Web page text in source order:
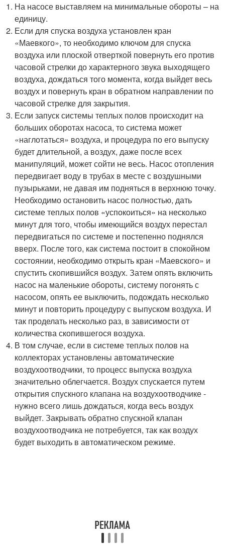
На насосе выставляем на минимальные обороты – на
единицу.
Если для спуска воздуха установлен кран
«Маевкого», то необходимо ключом для спуска
воздуха или плоской отверткой повернуть его против
часовой стрелки до характерного звука выходящего
воздуха, дождаться того момента, когда выйдет весь
воздух и повернуть кран в обратном направлении по
часовой стрелке для закрытия.
Если запуск системы теплых полов происходит на
больших оборотах насоса, то система может
«наглотаться» воздуха, и процедура по его выпуску
будет длительной, а воздух, даже после всех
манипуляций, может сойти не весь. Насос отопления
передвигает воду в трубах в месте с воздушными
пузырьками, не давая им подняться в верхнюю точку.
Необходимо остановить насос полностью, дать
системе теплых полов «успокоиться» на несколько
минут для того, чтобы имеющийся воздух перестал
передвигаться по системе и постепенно поднялся
вверх. После того, как система постоит в спокойном
состоянии, необходимо открыть кран «Маевского» и
спустить скопившийся воздух. Затем опять включить
насос на маленькие обороты, систему погонять с
насосом, опять ее выключить, подождать несколько
минут и повторить процедуру с выпуском воздуха. И
так проделать несколько раз, в зависимости от
количества скопившегося воздуха.
В том случае, если в системе теплых полов на
коллекторах установлены автоматические
воздухоотводчики, то процесс выпуска воздуха
значительно облегчается. Воздух спускается путем
открытия спускного клапана на воздухоотводчике -
нужно всего лишь дождаться, когда весь воздух
выйдет. Закрывать обратно спускной клапан
воздухоотводчика не потребуется, так как воздух
будет выходить в автоматическом режиме.